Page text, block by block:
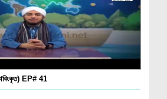
ডাবিংকৃত) EP# 41